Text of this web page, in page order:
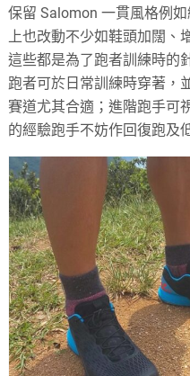
保留 Salomon 一貫風格例
上也改動不少如鞋頭加闊、
這些都是為了跑者訓練時的
跑者可於日常訓練時穿著，
賽道尤其合適；進階跑手可
的經驗跑手不妨作回復跑及